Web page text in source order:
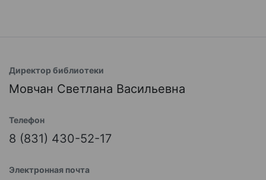
Директор библиотеки
Мовчан Светлана Васильевна
Телефон
8 (831) 430-52-17
Электронная почта